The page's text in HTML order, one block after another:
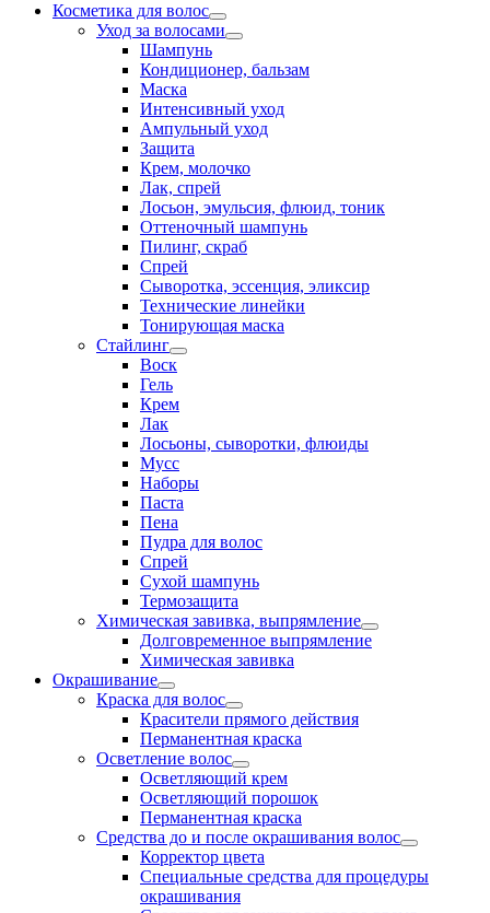
Косметика для волос
Уход за волосами
Шампунь
Кондиционер, бальзам
Маска
Интенсивный уход
Ампульный уход
Защита
Крем, молочко
Лак, спрей
Лосьон, эмульсия, флюид, тоник
Оттеночный шампунь
Пилинг, скраб
Спрей
Сыворотка, эссенция, эликсир
Технические линейки
Тонирующая маска
Стайлинг
Воск
Гель
Крем
Лак
Лосьоны, сыворотки, флюиды
Мусс
Наборы
Паста
Пена
Пудра для волос
Спрей
Сухой шампунь
Термозащита
Химическая завивка, выпрямление
Долговременное выпрямление
Химическая завивка
Окрашивание
Краска для волос
Красители прямого действия
Перманентная краска
Осветление волос
Осветляющий крем
Осветляющий порошок
Перманентная краска
Средства до и после окрашивания волос
Корректор цвета
Специальные средства для процедуры
окрашивания